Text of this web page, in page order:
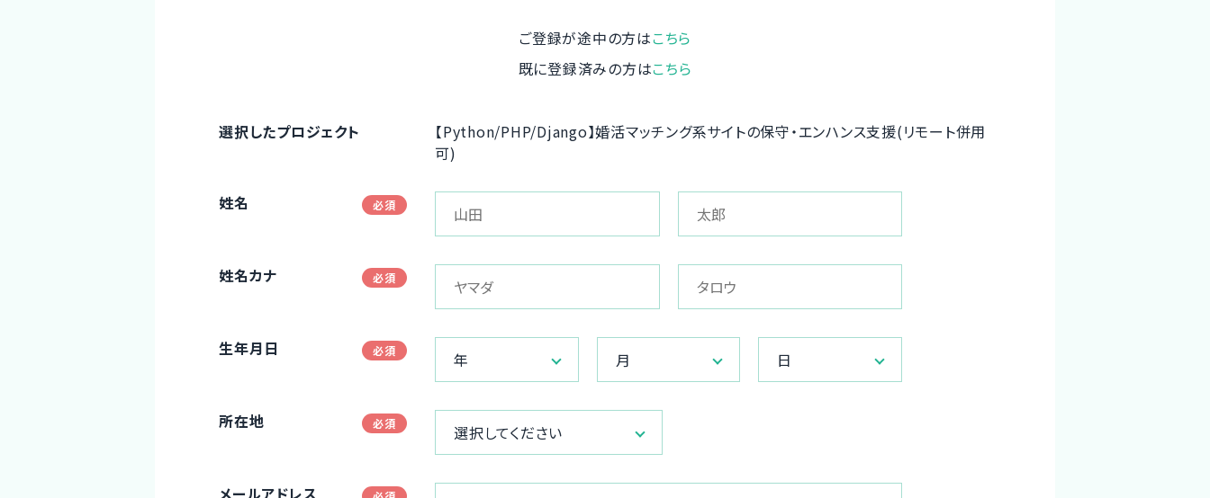
ご登録が途中の方はこちら
既に登録済みの方はこちら
選択したプロジェクト
【Python/PHP/Django】婚活マッチング系サイトの保守・エンハンス支援(リモート併用
可)
姓名
姓名カナ
生年月日
年 月 日
所在地
選択してください
メールアドレス